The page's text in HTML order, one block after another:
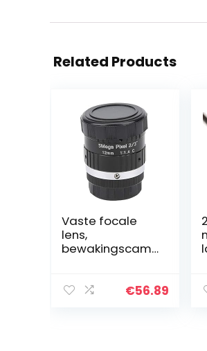
Related Products
Vaste focale
lens,
bewakingscam
met 5MP HD€56.89